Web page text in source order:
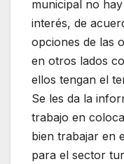
municipal no
interés, de
opciones de las
en otros lados
ellos tengan el
Se les da la
trabajo en
bien trabajar en
para el sector